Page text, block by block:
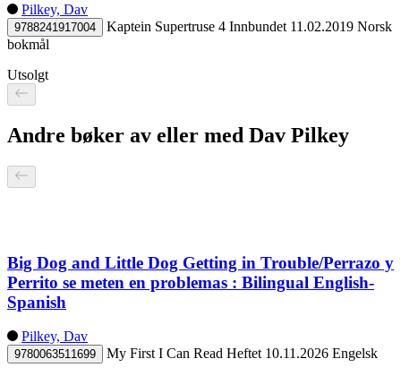
Pilkey, Dav
9788241917004 Kaptein Supertruse 4 Innbundet 11.02.2019 Norsk
bokmål
Utsolgt
Andre bøker av eller med Dav Pilkey
Big Dog and Little Dog Getting in Trouble/Perrazo y
Perrito se meten en problemas : Bilingual English-
Spanish
Pilkey, Dav
9780063511699 My First I Can Read Heftet 10.11.2026 Engelsk